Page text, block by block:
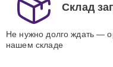
Склад
Не нужно долго ждать —
нашем складе